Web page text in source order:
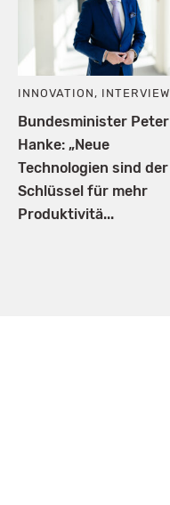
INNOVATION , INTERVIEW
Bundesminister Peter
Hanke: „Neue
Technologien sind der
Schlüssel für mehr
Produktivitä...